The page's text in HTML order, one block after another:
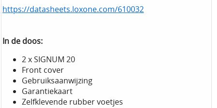
https://datasheets.loxone.com/610032
In de doos:
2 x SIGNUM 20
Front cover
Gebruiksaanwijzing
Garantiekaart
Zelfklevende rubber voetjes